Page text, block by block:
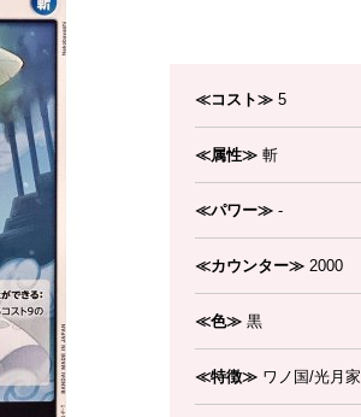
≪コスト≫ 5
≪属性≫ 斬
≪パワー≫ -
≪カウンター≫ 2000
≪色≫ 黒
≪特徴≫ ワノ国/光月家